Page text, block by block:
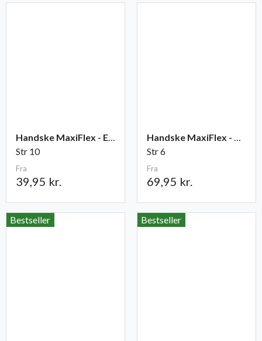
Handske MaxiFlex - Elite
Str 10
Fra
39,95 kr.
Handske MaxiFlex - Cut
Str 6
Fra
69,95 kr.
Bestseller Bestseller